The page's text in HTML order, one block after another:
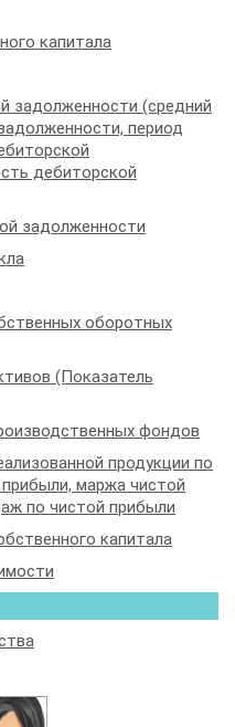
капитала
задолженности (средний
период
дебиторской
задолженности
оборотных
(Показатель
фондов
продукции по
маржа чистой
по чистой прибыли
капитала